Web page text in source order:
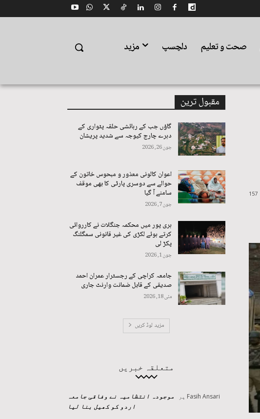
صحت و تعلیم دلچسپ مزید
157
مقبول ترین
گاؤں جب کے رہائشی حلقہ پٹواری کے
دہرے چارج کیوجہ سے شدید پریشان
جون 26, 2026
اعوان کالونی معذور و مبحوس خاتون کے
حوالے سے دوسری پارٹی کا بھی موقف
سامنے آ گیا
جون 7, 2026
ہری پور میں محکمہ جنگلات نے کارروائی
کرتے ہوئے لکڑی کی غیر قانونی سمگلنگ
پکڑ لی
جون 1, 2026
جامعہ کراچی کے رجسٹرار عمران احمد
صدیقی کے قابل ضمانت وارنٹ جاری
مئی 18, 2026
مزید لوڈ کریں
متعلقہ خبریں
Fasih Ansari پر
موجودہ انتظامیہ نے وفاقی جامعہ
اردو کو کھیل بنا لیا